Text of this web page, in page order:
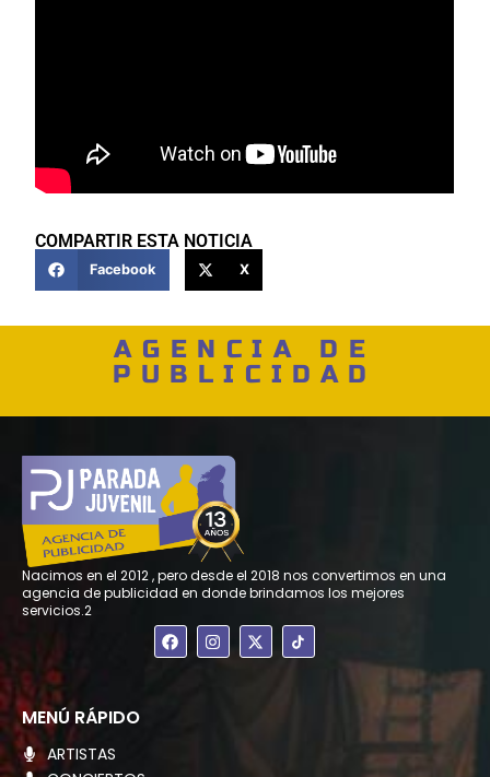
COMPARTIR ESTA NOTICIA
Facebook X
AGENCIA DE
PUBLICIDAD
Nacimos en el 2012 , pero desde el 2018 nos convertimos en una
agencia de publicidad en donde brindamos los mejores
servicios.2
F
a
c
I
n
s
X
-
t
MENÚ RÁPIDO
ARTISTAS